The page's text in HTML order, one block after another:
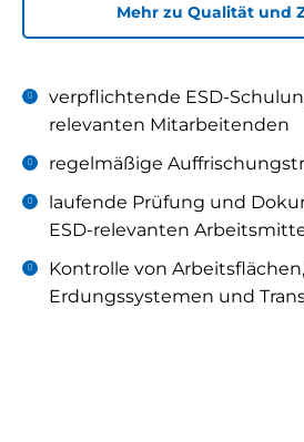
Mehr zu Qualität und
verpflichtende ESD-
relevanten Mitarbeitenden
regelmäßige
laufende Prüfung und
ESD-relevanten
Kontrolle von
Erdungssystemen und